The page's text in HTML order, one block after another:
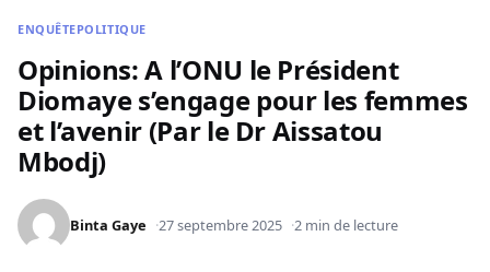
ENQUÊTEPOLITIQUE
Opinions: A l’ONU le Président
Diomaye s’engage pour les femmes
et l’avenir (Par le Dr Aissatou
Mbodj)
Binta Gaye 27 septembre 2025 2 min de lecture